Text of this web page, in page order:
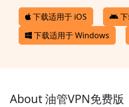
下载适用于 iOS
下载适用于 Windows
About 油管VPN免费版